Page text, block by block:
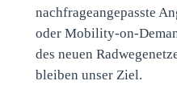
nachfrageangepasste
oder Mobility-on-
des neuen
bleiben unser Ziel.